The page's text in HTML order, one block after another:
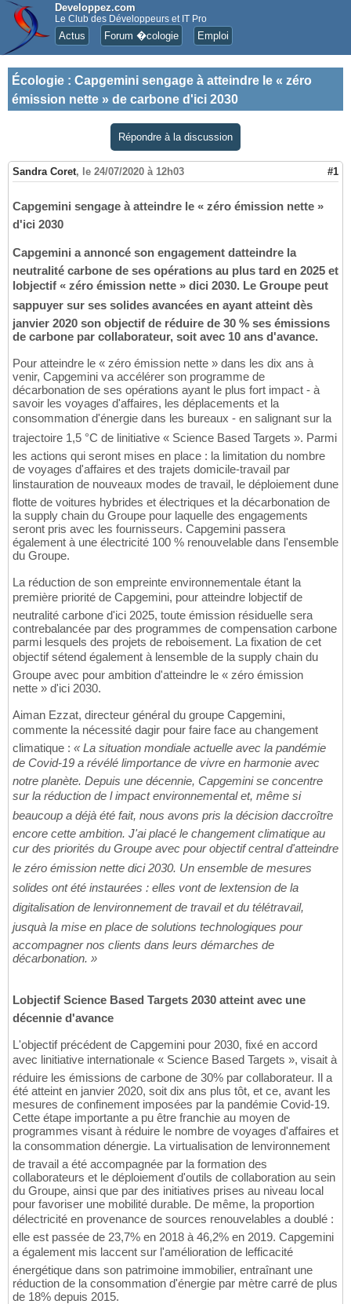
Developpez.com
Le Club des Développeurs et IT Pro
Actus Forum �cologie Emploi
Écologie : Capgemini sengage à atteindre le « zéro
émission nette » de carbone d'ici 2030
Répondre à la discussion
Sandra Coret, le 24/07/2020 à 12h03 #1
Capgemini sengage à atteindre le « zéro émission nette »
d'ici 2030
Capgemini a annoncé son engagement datteindre la
neutralité carbone de ses opérations au plus tard en 2025 et
lobjectif « zéro émission nette » dici 2030. Le Groupe peut
sappuyer sur ses solides avancées en ayant atteint dès
janvier 2020 son objectif de réduire de 30 % ses émissions
de carbone par collaborateur, soit avec 10 ans d'avance.
Pour atteindre le « zéro émission nette » dans les dix ans à
venir, Capgemini va accélérer son programme de
décarbonation de ses opérations ayant le plus fort impact - à
savoir les voyages d'affaires, les déplacements et la
consommation d'énergie dans les bureaux - en salignant sur la
trajectoire 1,5 °C de linitiative « Science Based Targets ». Parmi
les actions qui seront mises en place : la limitation du nombre
de voyages d'affaires et des trajets domicile-travail par
linstauration de nouveaux modes de travail, le déploiement dune
flotte de voitures hybrides et électriques et la décarbonation de
la supply chain du Groupe pour laquelle des engagements
seront pris avec les fournisseurs. Capgemini passera
également à une électricité 100 % renouvelable dans l'ensemble
du Groupe.
La réduction de son empreinte environnementale étant la
première priorité de Capgemini, pour atteindre lobjectif de
neutralité carbone d'ici 2025, toute émission résiduelle sera
contrebalancée par des programmes de compensation carbone
parmi lesquels des projets de reboisement. La fixation de cet
objectif sétend également à lensemble de la supply chain du
Groupe avec pour ambition d'atteindre le « zéro émission
nette » d'ici 2030.
Aiman Ezzat, directeur général du groupe Capgemini,
commente la nécessité dagir pour faire face au changement
climatique : « La situation mondiale actuelle avec la pandémie
de Covid-19 a révélé limportance de vivre en harmonie avec
notre planète. Depuis une décennie, Capgemini se concentre
sur la réduction de l impact environnemental et, même si
beaucoup a déjà été fait, nous avons pris la décision daccroître
encore cette ambition. J'ai placé le changement climatique au
cur des priorités du Groupe avec pour objectif central d'atteindre
le zéro émission nette dici 2030. Un ensemble de mesures
solides ont été instaurées : elles vont de lextension de la
digitalisation de lenvironnement de travail et du télétravail,
jusquà la mise en place de solutions technologiques pour
accompagner nos clients dans leurs démarches de
décarbonation. »
Lobjectif Science Based Targets 2030 atteint avec une
décennie d'avance
L'objectif précédent de Capgemini pour 2030, fixé en accord
avec linitiative internationale « Science Based Targets », visait à
réduire les émissions de carbone de 30% par collaborateur. Il a
été atteint en janvier 2020, soit dix ans plus tôt, et ce, avant les
mesures de confinement imposées par la pandémie Covid-19.
Cette étape importante a pu être franchie au moyen de
programmes visant à réduire le nombre de voyages d'affaires et
la consommation dénergie. La virtualisation de lenvironnement
de travail a été accompagnée par la formation des
collaborateurs et le déploiement d'outils de collaboration au sein
du Groupe, ainsi que par des initiatives prises au niveau local
pour favoriser une mobilité durable. De même, la proportion
délectricité en provenance de sources renouvelables a doublé :
elle est passée de 23,7% en 2018 à 46,2% en 2019. Capgemini
a également mis laccent sur l'amélioration de lefficacité
énergétique dans son patrimoine immobilier, entraînant une
réduction de la consommation d'énergie par mètre carré de plus
de 18% depuis 2015.